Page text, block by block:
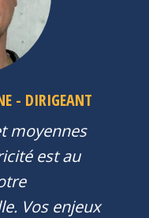
- DIRIGEANT
moyennes
est au
Vos enjeux